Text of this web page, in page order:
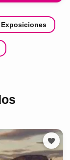
Exposiciones